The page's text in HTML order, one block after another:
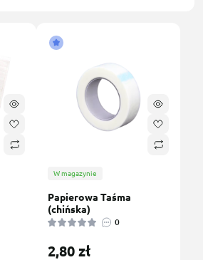
W magazynie
Papierowa Taśma
(chińska)
0
2,80 zł